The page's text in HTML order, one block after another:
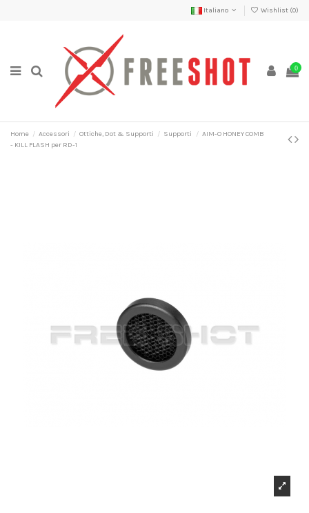
Italiano Wishlist (0)
0
Home Accessori Ottiche, Dot & Supporti Supporti
AIM-O HONEY COMB
- KILL FLASH per RD-1